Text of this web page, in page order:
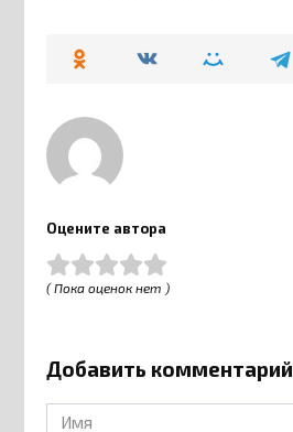
Оцените автора
( Пока оценок нет )
Добавить комментарий
Имя